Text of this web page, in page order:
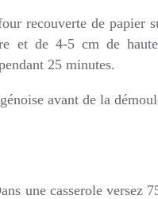
recouverte de papier
et de 4-5 cm de
25 minutes.
avant de la
une casserole versez